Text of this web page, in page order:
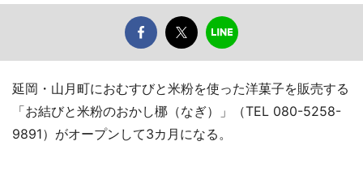
延岡・山月町におむすびと米粉を使った洋菓子を販売する
「お結びと米粉のおかし梛（なぎ）」（TEL 080-5258-
9891）がオープンして3カ月になる。